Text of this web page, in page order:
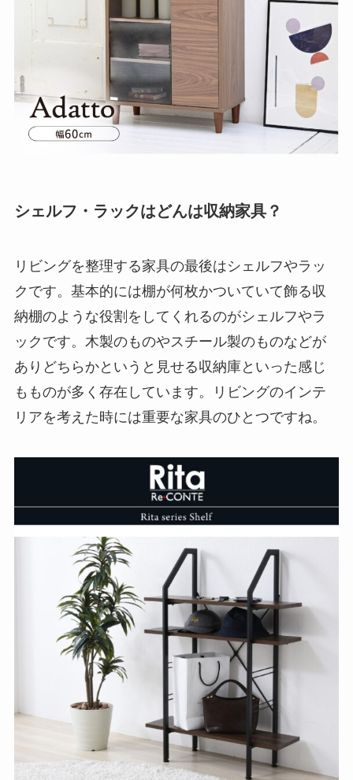
シェルフ・ラックはどんは収納家具？
リビングを整理する家具の最後はシェルフやラッ
クです。基本的には棚が何枚かついていて飾る収
納棚のような役割をしてくれるのがシェルフやラ
ックです。木製のものやスチール製のものなどが
ありどちらかというと見せる収納庫といった感じ
もものが多く存在しています。リビングのインテ
リアを考えた時には重要な家具のひとつですね。